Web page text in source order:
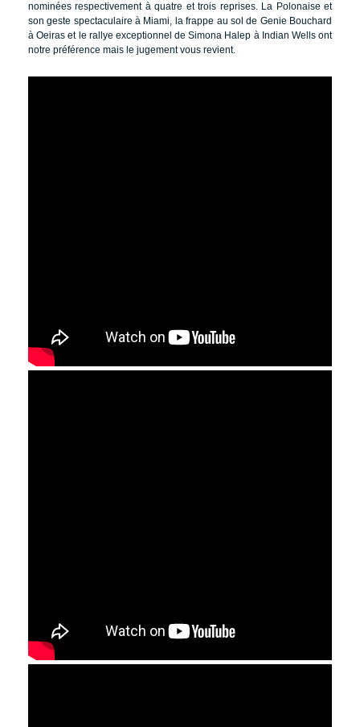
nominées respectivement à quatre et trois reprises. La Polonaise et
son geste spectaculaire à Miami, la frappe au sol de Genie Bouchard
à Oeiras et le rallye exceptionnel de Simona Halep à Indian Wells ont
notre préférence mais le jugement vous revient.